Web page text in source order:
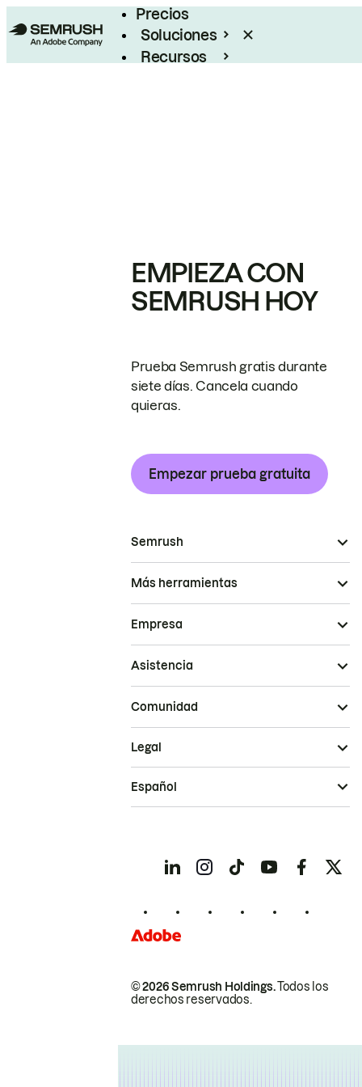
Precios
Soluciones
Recursos
EMPIEZA CON
SEMRUSH HOY
Prueba Semrush gratis durante
siete días. Cancela cuando
quieras.
Empezar prueba gratuita
Semrush
Más herramientas
Empresa
Asistencia
Comunidad
© 2026 Semrush Holdings.Todos los
derechos reservados.
Legal
Español